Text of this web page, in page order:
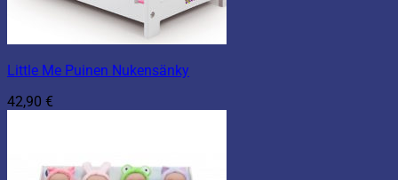
Little Me Puinen Nukensänky
42,90 €